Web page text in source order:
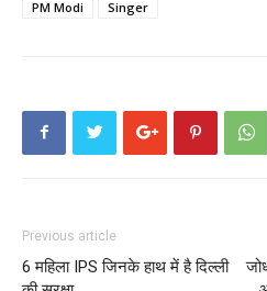
PM Modi
Singer
Previous article
6 महिला IPS जिनके हाथ में है दिल्ली